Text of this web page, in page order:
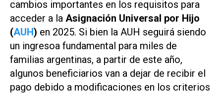
cambios importantes en los requisitos para
acceder a la Asignación Universal por Hijo
(AUH) en 2025. Si bien la AUH seguirá siendo
un ingresoa fundamental para miles de
familias argentinas, a partir de este año,
algunos beneficiarios van a dejar de recibir el
pago debido a modificaciones en los criterios